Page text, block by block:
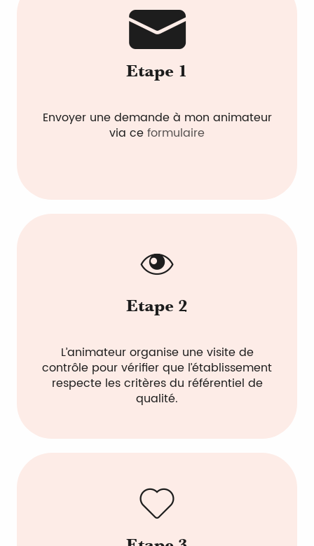
Etape 1
Envoyer une demande à mon animateur
via ceformulaire
Etape 2
L’animateur organise une visite de
contrôle pour vérifier que l’établissement
respecte les critères du référentiel de
qualité.